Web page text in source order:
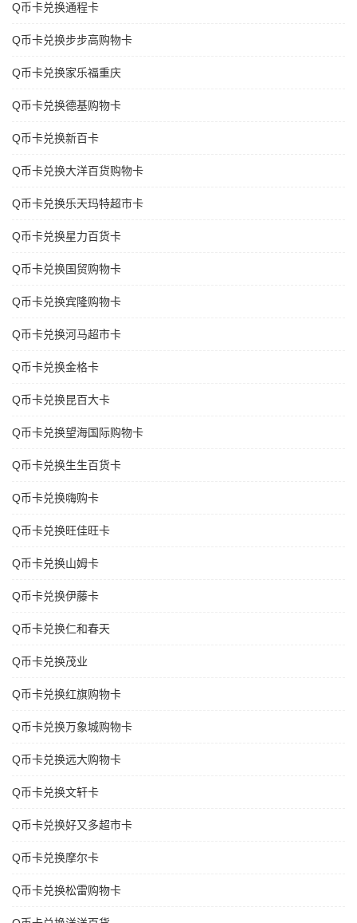
Q币卡兑换通程卡
Q币卡兑换步步高购物卡
Q币卡兑换家乐福重庆
Q币卡兑换德基购物卡
Q币卡兑换新百卡
Q币卡兑换大洋百货购物卡
Q币卡兑换乐天玛特超市卡
Q币卡兑换星力百货卡
Q币卡兑换国贸购物卡
Q币卡兑换宾隆购物卡
Q币卡兑换河马超市卡
Q币卡兑换金格卡
Q币卡兑换昆百大卡
Q币卡兑换望海国际购物卡
Q币卡兑换生生百货卡
Q币卡兑换嗨购卡
Q币卡兑换旺佳旺卡
Q币卡兑换山姆卡
Q币卡兑换伊藤卡
Q币卡兑换仁和春天
Q币卡兑换茂业
Q币卡兑换红旗购物卡
Q币卡兑换万象城购物卡
Q币卡兑换远大购物卡
Q币卡兑换文轩卡
Q币卡兑换好又多超市卡
Q币卡兑换摩尔卡
Q币卡兑换松雷购物卡